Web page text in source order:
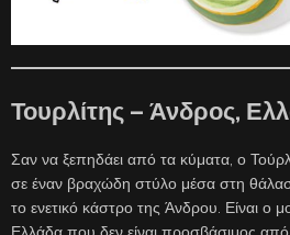
Τουρλίτης – Άνδρος,
Σαν να ξεπηδάει από τα κύματα, ο
σε έναν βραχώδη στύλο μέσα στη
το ενετικό κάστρο της Άνδρου. Είναι ο